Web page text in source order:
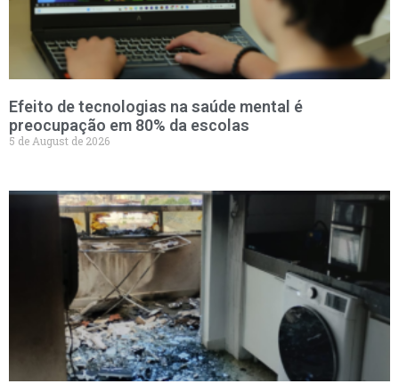
Efeito de tecnologias na saúde mental é
preocupação em 80% da escolas
5 de August de 2026